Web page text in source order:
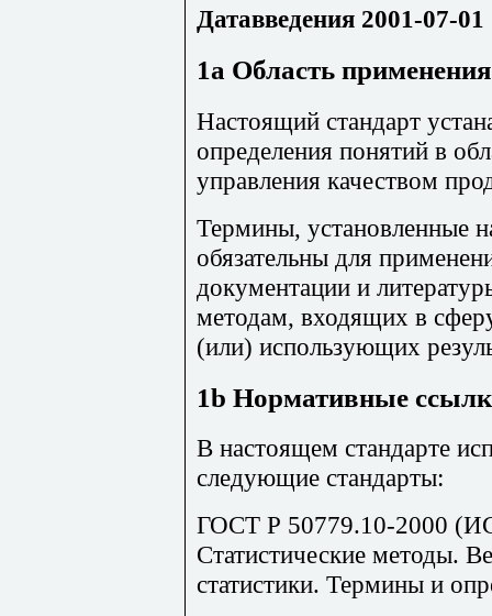
Датавведения 2001-07-01
1a Область применения
Настоящий стандарт
определения понятий в
управления качеством
Термины, установленные
обязательны для
документации и
методам, входящих в
(или) использующих
1b Нормативные
В настоящем стандарте
следующие стандарты:
ГОСТ Р 50779.10-2000
Статистические методы.
статистики. Термины и